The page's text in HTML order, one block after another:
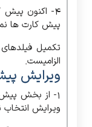
4- اکنون
پیش کارت ها
تکمیل
الزامیست.
ویرایش
1- از بخش
ویرایش انتخاب